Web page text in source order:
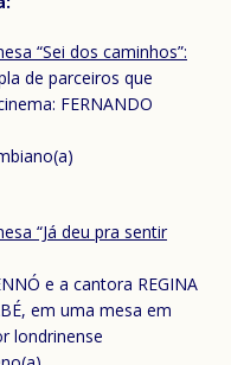
“Sei dos caminhos”:
de parceiros que
FERNANDO
“Já deu pra sentir
e a cantora REGINA
em uma mesa em
londrinense